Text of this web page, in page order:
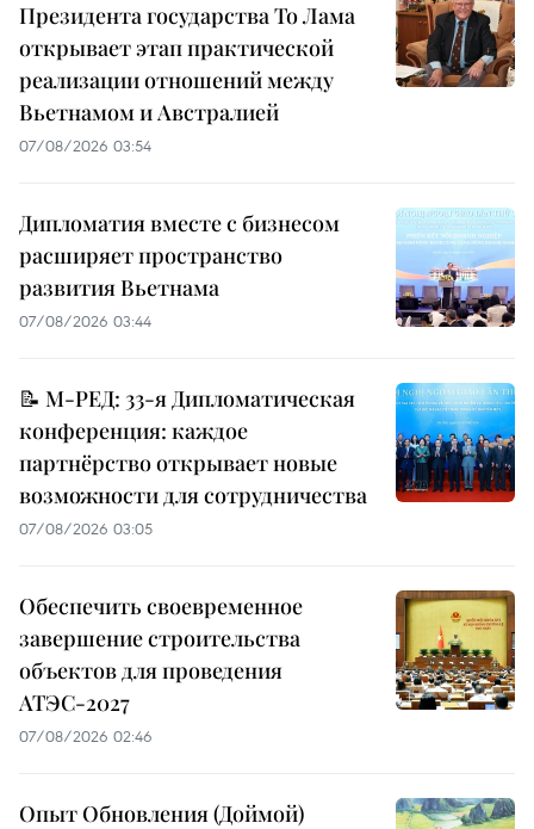
Президента государства То Лама
открывает этап практической
реализации отношений между
Вьетнамом и Австралией
07/08/2026 03:54
Дипломатия вместе с бизнесом
расширяет пространство
развития Вьетнама
07/08/2026 03:44
📝 М-РЕД: 33-я Дипломатическая
конференция: каждое
партнёрство открывает новые
возможности для сотрудничества
07/08/2026 03:05
Обеспечить своевременное
завершение строительства
объектов для проведения
АТЭС-2027
07/08/2026 02:46
Опыт Обновления (Доймой)